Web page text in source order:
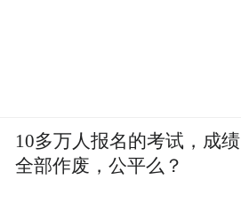
10多万人报名的考试，成绩
全部作废，公平么？